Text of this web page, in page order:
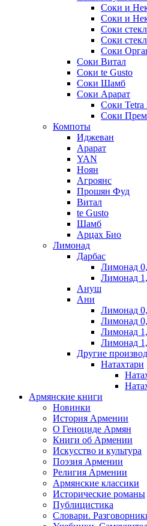
Соки и
Соки и
Соки
Соки
Соки
Соки Витал
Соки te Gusto
Соки Шамб
Соки Арарат
Соки Tetra
Соки
Компоты
Иджеван
Арарат
YAN
Ноян
Агроянс
Прошян Фуд
Витал
te Gusto
Шамб
Арцах Био
Лимонад
Дарбас
Лимонад
Лимонад
Ануш
Ани
Лимонад
Лимонад
Лимонад
Лимонад
Другие
Натахтари
Армянские книги
Новинки
История Армении
О Геноциде Армян
Книги об Армении
Иcкусство и культура
Поэзия Армении
Религия Армении
Армянские классики
Исторические романы
Публицистика
Словари.